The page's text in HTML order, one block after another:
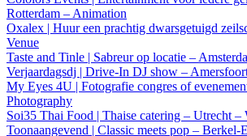
Rotterdam – Animation
Oxalex | Huur een prachtig dwarsgetuigd
Venue
Taste and Tinle | Sabreur op locatie –
Verjaardagsdj | Drive-In DJ show –
My Eyes 4U | Fotografie congres of
Photography
Soi35 Thai Food | Thaise catering – Utrecht –
Toonaangevend | Classic meets pop – Berkel-